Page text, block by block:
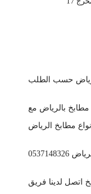
حسب الطلب
بالرياض مع
مطابخ الرياض
اتصل لدينا فريق